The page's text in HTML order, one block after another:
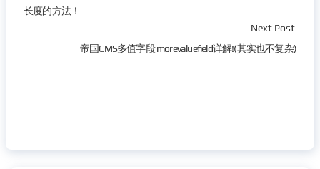
长度的方法！
Next Post
帝国CMS多值字段 morevaluefield详解!(其实也不复杂)